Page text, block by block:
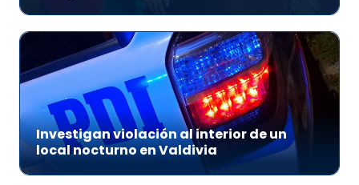
Investigan violación al interior de un
local nocturno en Valdivia